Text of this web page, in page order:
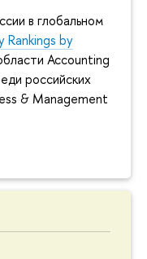
в глобальном
Rankings by
Accounting
российских
& Management